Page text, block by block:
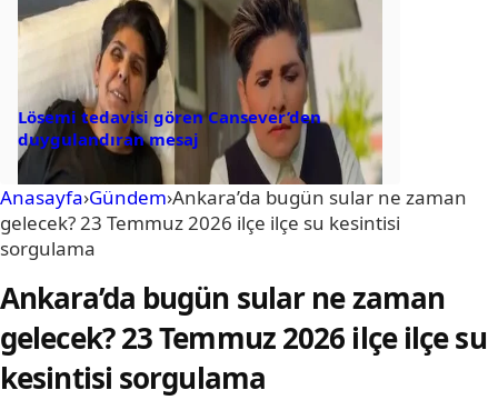
Lösemi tedavisi gören Cansever’den
duygulandıran mesaj
Anasayfa›Gündem›Ankara’da bugün sular ne zaman
gelecek? 23 Temmuz 2026 ilçe ilçe su kesintisi
sorgulama
Ankara’da bugün sular ne zaman
gelecek? 23 Temmuz 2026 ilçe ilçe su
kesintisi sorgulama